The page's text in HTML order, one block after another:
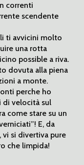
correnti
scendente
ti avvicini molto
una rotta
possible a riva.
dovuta alla piena
a monte.
perche ho
di velocità sul
come stare su un
E, da
si divertiva pure
che limpida!